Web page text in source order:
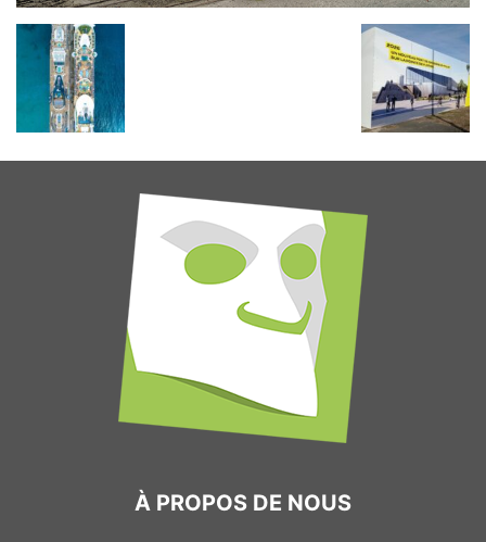
À PROPOS DE NOUS